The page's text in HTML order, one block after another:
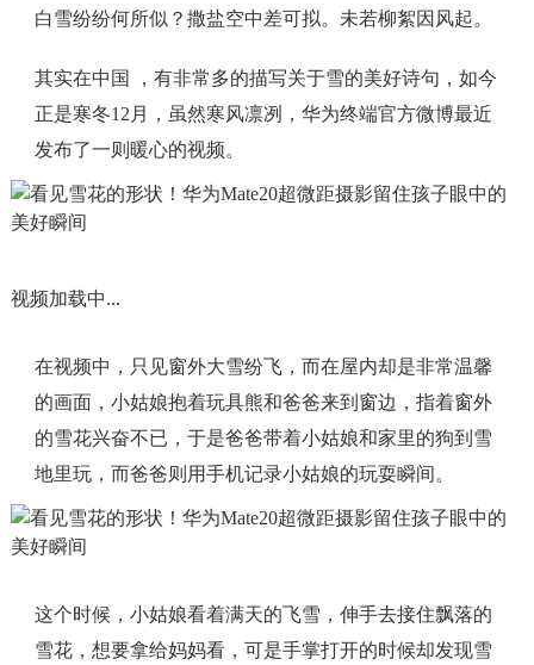
白雪纷纷何所似？撒盐空中差可拟。未若柳絮因风起。
其实在中国 ，有非常多的描写关于雪的美好诗句，如今
正是寒冬12月，虽然寒风凛冽，华为终端官方微博最近
发布了一则暖心的视频。
视频加载中...
在视频中，只见窗外大雪纷飞，而在屋内却是非常温馨
的画面，小姑娘抱着玩具熊和爸爸来到窗边，指着窗外
的雪花兴奋不已，于是爸爸带着小姑娘和家里的狗到雪
地里玩，而爸爸则用手机记录小姑娘的玩耍瞬间。
这个时候，小姑娘看着满天的飞雪，伸手去接住飘落的
雪花，想要拿给妈妈看，可是手掌打开的时候却发现雪